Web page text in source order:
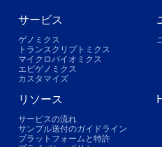
サービス
ゲノミクス
トランスクリプトミクス
マイクロバイオミクス
エピゲノミクス
カスタマイズ
リソース
サービスの流れ
サンプル送付のガイドライン
プラットフォームと特許